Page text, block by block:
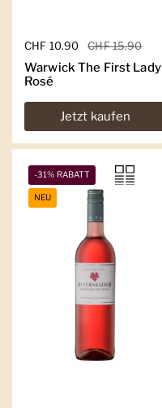
Regulärer Preis
CHF 10.90 Sale-Preis
CHF 15.90
Warwick The First Lady
Rosé
Jetzt kaufen
-31% RABATT
NEU